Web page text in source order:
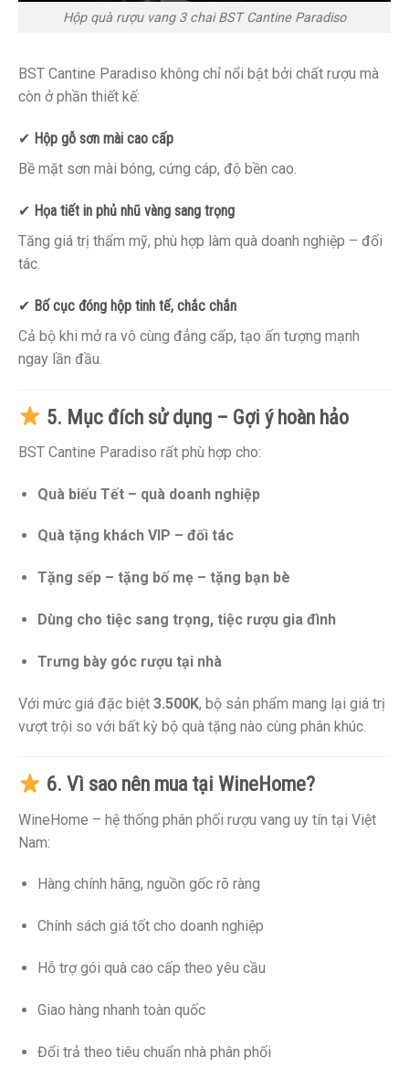
Hộp quà rượu vang 3 chai BST Cantine Paradiso
BST Cantine Paradiso không chỉ nổi bật bởi chất rượu mà
còn ở phần thiết kế:
✔ Hộp gỗ sơn mài cao cấp
Bề mặt sơn mài bóng, cứng cáp, độ bền cao.
✔ Họa tiết in phủ nhũ vàng sang trọng
Tăng giá trị thẩm mỹ, phù hợp làm quà doanh nghiệp – đối
tác.
✔ Bố cục đóng hộp tinh tế, chắc chắn
Cả bộ khi mở ra vô cùng đẳng cấp, tạo ấn tượng mạnh
ngay lần đầu.
5. Mục đích sử dụng – Gợi ý hoàn hảo
BST Cantine Paradiso rất phù hợp cho:
Quà biếu Tết – quà doanh nghiệp
Quà tặng khách VIP – đối tác
Tặng sếp – tặng bố mẹ – tặng bạn bè
Dùng cho tiệc sang trọng, tiệc rượu gia đình
Trưng bày góc rượu tại nhà
Với mức giá đặc biệt 3.500K, bộ sản phẩm mang lại giá trị
vượt trội so với bất kỳ bộ quà tặng nào cùng phân khúc.
6. Vì sao nên mua tại WineHome?
WineHome – hệ thống phân phối rượu vang uy tín tại Việt
Nam:
Hàng chính hãng, nguồn gốc rõ ràng
Chính sách giá tốt cho doanh nghiệp
Hỗ trợ gói quà cao cấp theo yêu cầu
Giao hàng nhanh toàn quốc
Đổi trả theo tiêu chuẩn nhà phân phối